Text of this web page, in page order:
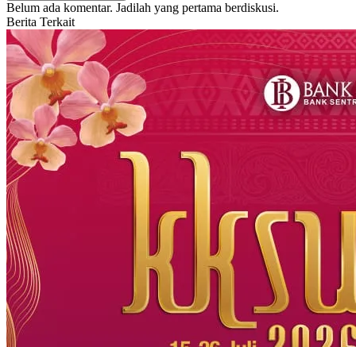
Belum ada komentar. Jadilah yang pertama berdiskusi.
Berita Terkait